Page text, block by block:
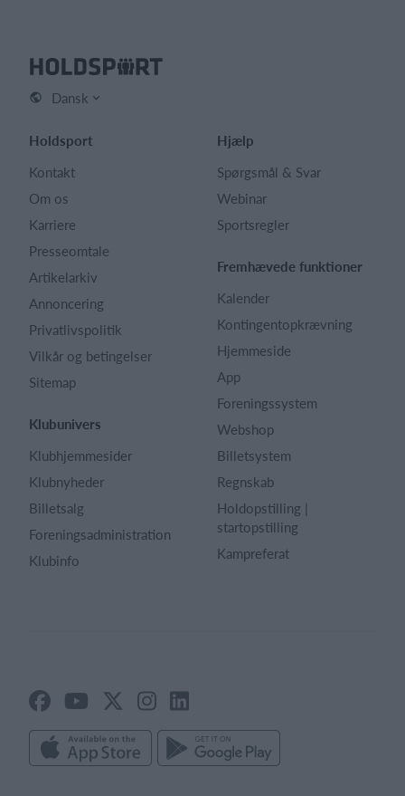
Dansk
Holdsport
Kontakt
Om os
Karriere
Presseomtale
Artikelarkiv
Annoncering
Privatlivspolitik
Vilkår og betingelser
Sitemap
Klubunivers
Klubhjemmesider
Klubnyheder
Billetsalg
Foreningsadministration
Klubinfo
Hjælp
Spørgsmål & Svar
Webinar
Sportsregler
Fremhævede funktioner
Kalender
Kontingentopkrævning
Hjemmeside
App
Foreningssystem
Webshop
Billetsystem
Regnskab
Holdopstilling |
startopstilling
Kampreferat